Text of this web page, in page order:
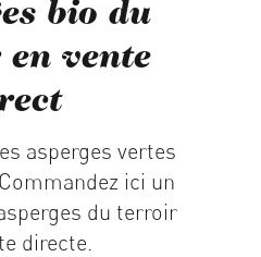
bio du
vente
asperges vertes
ici un
du terroir
directe.